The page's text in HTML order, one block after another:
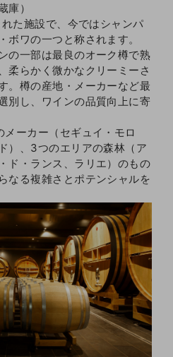
庫）
た施設で、今ではシャンパ
ワの一つと称されます。
の一部は最良のオーク樽で熟
柔らかく微かなクリーミーさ
。樽の産地・メーカーなど最
別し、ワインの品質向上に寄
ーカー（セギュイ・モロ
）、3つのエリアの森林（ア
ド・ランス、ラリエ）のもの
なる複雑さとポテンシャルを